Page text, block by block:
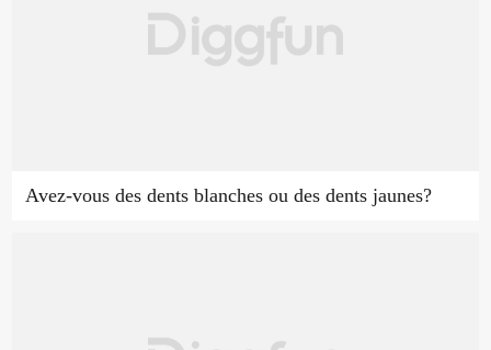
Avez-vous des dents blanches ou des dents jaunes?